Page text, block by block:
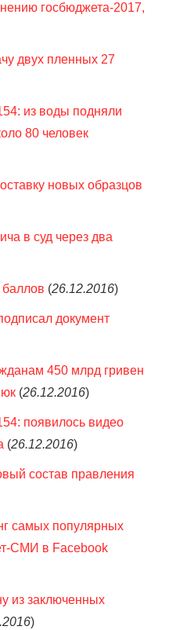
госбюджета-2017,
двух пленных 27
из воды подняли
80 человек
новых образцов
в суд через два
баллов (26.12.2016)
документ
450 млрд гривен
(26.12.2016)
появилось видео
(26.12.2016)
состав правления
самых популярных
СМИ в Facebook
из заключенных
)